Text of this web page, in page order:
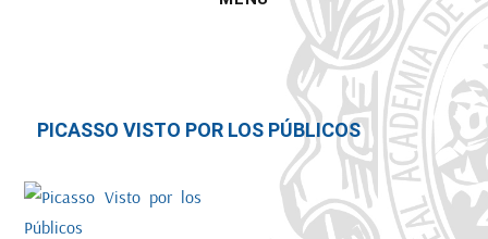
PICASSO VISTO POR LOS PÚBLICOS